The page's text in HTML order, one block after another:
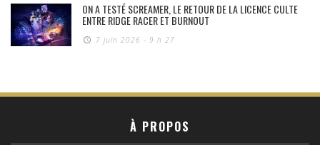
ON A TESTÉ SCREAMER, LE RETOUR DE LA LICENCE CULTE
ENTRE RIDGE RACER ET BURNOUT
7 juin 2026 - 9 h 27
À PROPOS